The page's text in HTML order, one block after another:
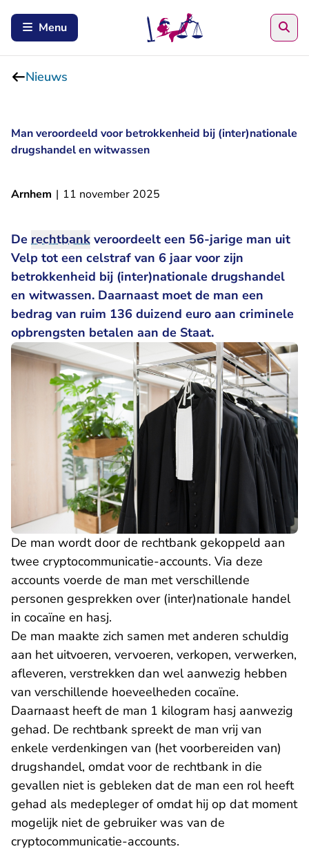
Menu
Nieuws
Man veroordeeld voor betrokkenheid bij (inter)nationale
drugshandel en witwassen
Arnhem | 11 november 2025
De rechtbank veroordeelt een 56-jarige man uit
Velp tot een celstraf van 6 jaar voor zijn
betrokkenheid bij (inter)nationale drugshandel
en witwassen. Daarnaast moet de man een
bedrag van ruim 136 duizend euro aan criminele
opbrengsten betalen aan de Staat.
De man wordt door de rechtbank gekoppeld aan
twee cryptocommunicatie-accounts. Via deze
accounts voerde de man met verschillende
personen gesprekken over (inter)nationale handel
in cocaïne en hasj.
De man maakte zich samen met anderen schuldig
aan het uitvoeren, vervoeren, verkopen, verwerken,
afleveren, verstrekken dan wel aanwezig hebben
van verschillende hoeveelheden cocaïne.
Daarnaast heeft de man 1 kilogram hasj aanwezig
gehad. De rechtbank spreekt de man vrij van
enkele verdenkingen van (het voorbereiden van)
drugshandel, omdat voor de rechtbank in die
gevallen niet is gebleken dat de man een rol heeft
gehad als medepleger of omdat hij op dat moment
mogelijk niet de gebruiker was van de
cryptocommunicatie-accounts.